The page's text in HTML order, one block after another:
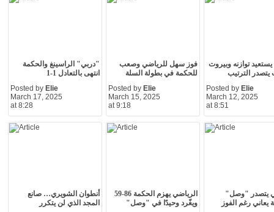
"دربي" الراسينغ والحكمة
انتهى بالتعادل 1-1
Posted by Elie
March 17, 2025
at 8:28
فوز سهل للرياضي وصعب
للحكمة في بطولة السلة
Posted by Elie
March 15, 2025
at 9:18
توازنه وبيروت
الترتيب
Posted by Elie
March 12, 2025
at 8:51
أنطوان الشويري… صانع
المجد الذي لن يتكرر
الرياضي يهزم الحكمة 86-59
ويغّرد وحيدًا في "وصل"
يتصدر "وصل"
يعاني رغم الفوز